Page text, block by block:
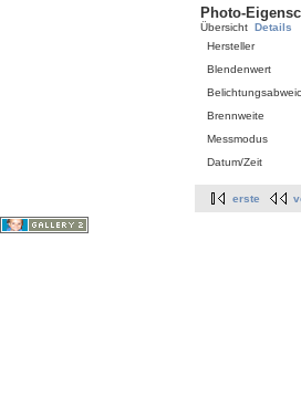
Photo-
Übersicht Details
Hersteller
Blendenwert
Brennweite
Messmodus
Datum/Zeit
erste